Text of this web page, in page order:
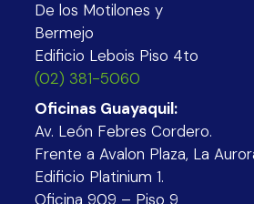
De los Motilones y
Bermejo
Edificio Lebois Piso 4to
(02) 381-5060
Oficinas Guayaquil:
Av. León Febres Cordero.
Frente a Avalon Plaza, La
Edificio Platinium 1.
Oficina 909 – Piso 9